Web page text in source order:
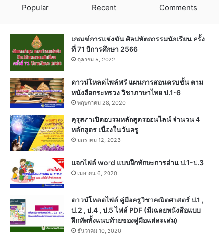
เว็บไซต์
บันทึกชื่อ, อีเมล และชื่อเว็บไซต์ของฉันบนเบราว์เซอร์นี้ สำหรับการแสดง
ความเห็นครั้งถัดไป
Find us on Facebook
Find us on Facebook
Popular Recent Comments
เกณฑ์การแข่งขัน ศิลปหัตถกรรมนักเรียน ครั้ง